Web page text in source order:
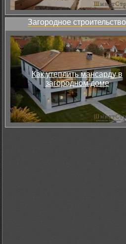
Загородное строительство
Как утеплить мансарду в
загородном доме